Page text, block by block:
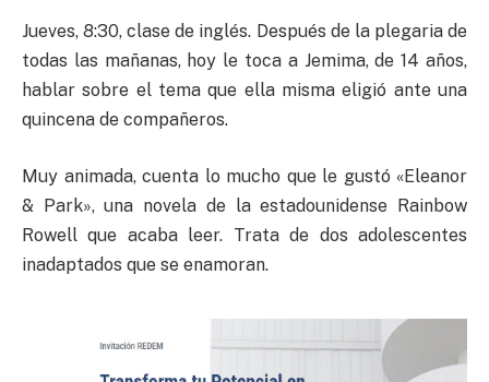
Jueves, 8:30, clase de inglés. Después de la plegaria de
todas las mañanas, hoy le toca a Jemima, de 14 años,
hablar sobre el tema que ella misma eligió ante una
quincena de compañeros.
Muy animada, cuenta lo mucho que le gustó «Eleanor
& Park», una novela de la estadounidense Rainbow
Rowell que acaba leer. Trata de dos adolescentes
inadaptados que se enamoran.